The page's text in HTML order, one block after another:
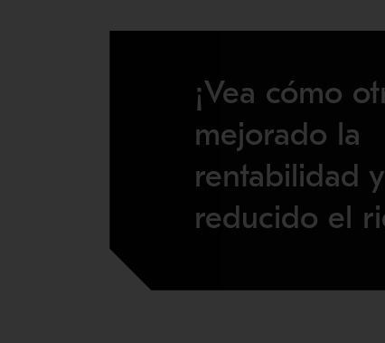
¡Vea cómo
mejorado la
rentabilidad y
reducido el